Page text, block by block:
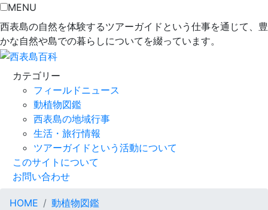
MENU
西表島の自然を体験するツアーガイドという仕事を通じて、豊
かな自然や島での暮らしについてを綴っています。
カテゴリー
フィールドニュース
動植物図鑑
西表島の地域行事
生活・旅行情報
ツアーガイドという活動について
このサイトについて
お問い合わせ
HOME
動植物図鑑